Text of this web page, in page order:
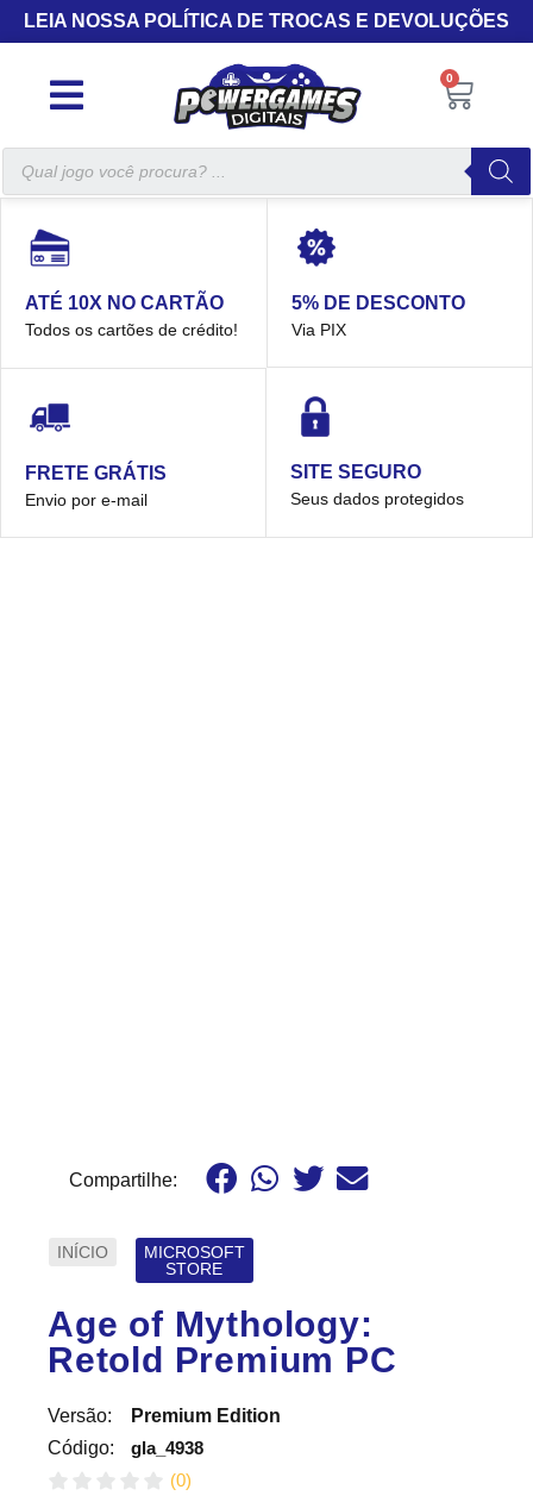
LEIA NOSSA POLÍTICA DE TROCAS E DEVOLUÇÕES
0
ATÉ 10X NO CARTÃO
Todos os cartões de crédito!
5% DE DESCONTO
Via PIX
FRETE GRÁTIS
Envio por e-mail
SITE SEGURO
Seus dados protegidos
Compartilhe:
INÍCIO
MICROSOFT
STORE
Age of Mythology:
Retold Premium PC
Versão:
Código:
Premium Edition
gla_4938
(0)